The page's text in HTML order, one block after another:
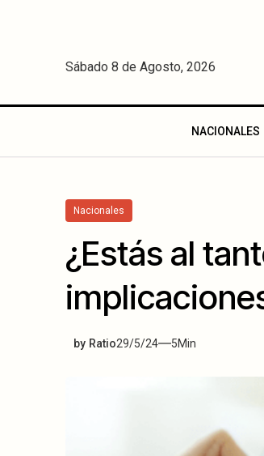
Sábado 8 de Agosto, 2026
NACIONALES
Nacionales
¿Estás al
by Ratio29/5/24 5Min